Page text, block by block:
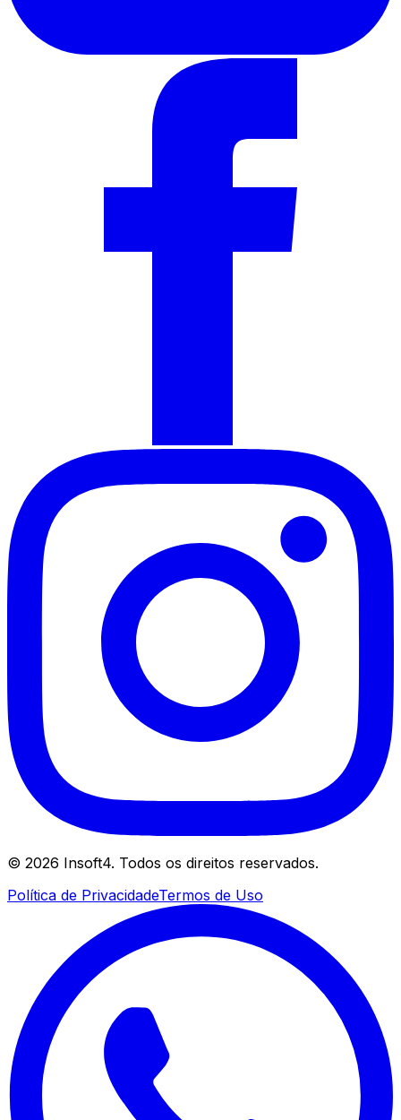
© 2026 Insoft4. Todos os direitos reservados.
Política de PrivacidadeTermos de Uso